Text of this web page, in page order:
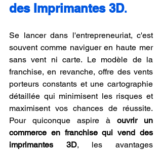
des Imprimantes 3D.
Se lancer dans l'entrepreneuriat, c'est
souvent comme naviguer en haute mer
sans vent ni carte. Le modèle de la
franchise, en revanche, offre des vents
porteurs constants et une cartographie
détaillée qui minimisent les risques et
maximisent vos chances de réussite.
Pour quiconque aspire à ouvrir un
commerce en franchise qui vend des
imprimantes 3D, les avantages